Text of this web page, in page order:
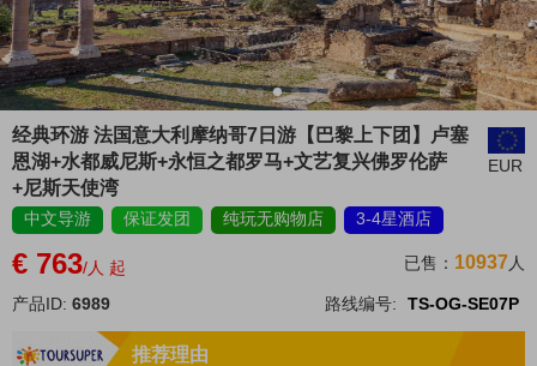
经典环游 法国意大利摩纳哥7日游【巴黎上下团】卢塞
恩湖+水都威尼斯+永恒之都罗马+文艺复兴佛罗伦萨
+尼斯天使湾
EUR
中文导游 保证发团 纯玩无购物店 3-4星酒店
€ 763/人 起 已售： 10937人
产品ID: 6989 路线编号: TS-OG-SE07P
推荐理由